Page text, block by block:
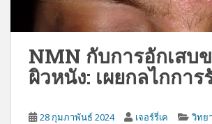
NMN กับการอักเสบ
ผิวหนัง: เผยกลไกการ
28 กุมภาพันธ์ 2024 เจอร์รี่เค
วิทย